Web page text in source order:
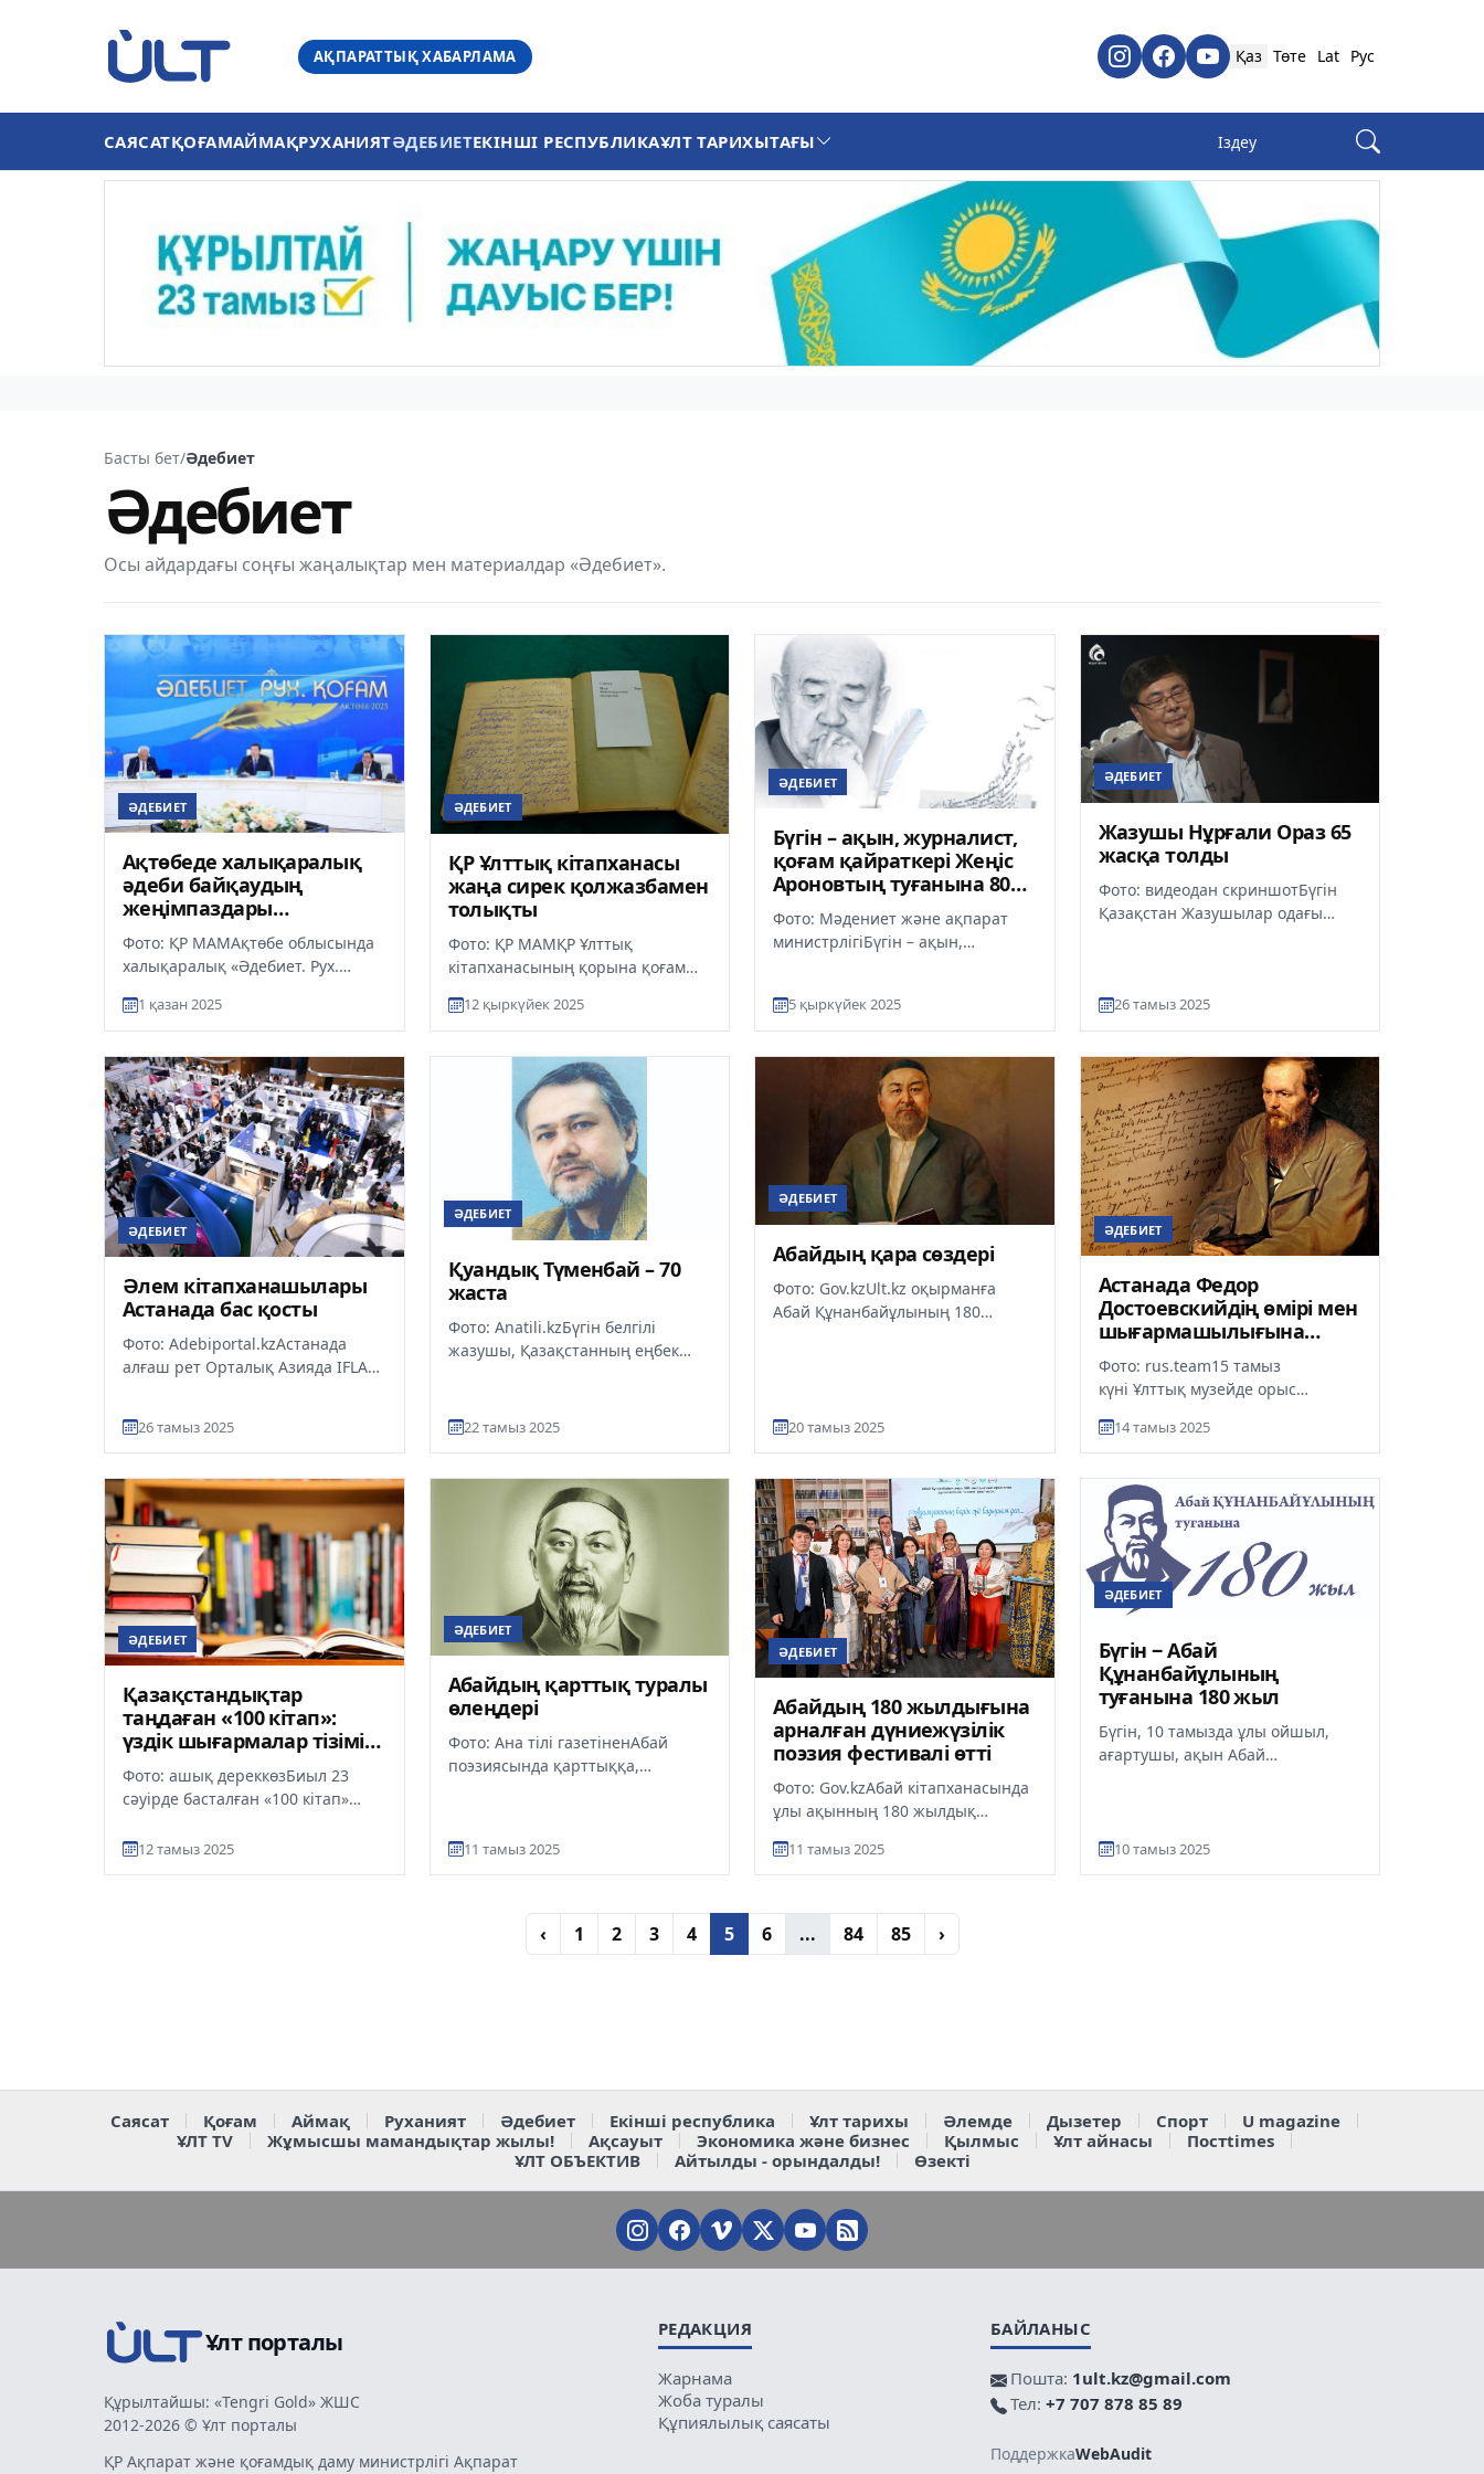
АҚПАРАТТЫҚ ХАБАРЛАМА Қаз Төте Lat Рус
САЯСАТҚОҒАМАЙМАҚРУХАНИЯТӘДЕБИЕТЕКІНШІ РЕСПУБЛИКАҰЛТ ТАРИХЫТАҒЫ
Басты бет/Әдебиет
Әдебиет
Осы айдардағы соңғы жаңалықтар мен материалдар «Әдебиет».
ӘДЕБИЕТ
Ақтөбеде халықаралық
әдеби байқаудың
жеңімпаздары
марапатталды
Фото: ҚР МАМАқтөбе облысында
халықаралық «Әдебиет. Рух.
жеңімпаздарын марапаттау
рәсімі өтт...
1 қазан 2025
ӘДЕБИЕТ
ҚР Ұлттық кітапханасы
жаңа сирек қолжазбамен
толықты
Фото: ҚР МАМҚР Ұлттық
кітапханасының қорына қоғам
жанашыры Ақан
Таңжарықұлының жеке
жинағын...
12 қыркүйек 2025
ӘДЕБИЕТ
Бүгін – ақын, журналист,
қоғам қайраткері Жеңіс
Ароновтың туғанына 80
жыл
Фото: Мәдениет және ақпарат
министрлігіБүгін – ақын,
жыл, д...
5 қыркүйек 2025
ӘДЕБИЕТ
Жазушы Нұрғали Ораз 65
жасқа толды
Фото: видеодан скриншотБүгін
Қазақстан Жазушылар одағы
26 тамыз 2025
ӘДЕБИЕТ
Әлем кітапханашылары
Астанада бас қосты
Фото: Adebiportal.kzАстанада
алғаш рет Орталық Азияда IFLA
26 тамыз 2025
ӘДЕБИЕТ
Қуандық Түменбай – 70
жаста
Фото: Anatili.kzБүгін белгілі
жазушы, Қазақстанның еңбек
сыйлығының и...
22 тамыз 2025
ӘДЕБИЕТ
Абайдың қара сөздері
Фото: Gov.kzUlt.kz оқырманға
Абай Құнанбайұлының 180
20 тамыз 2025
ӘДЕБИЕТ
Астанада Федор
Достоевскийдің өмірі мен
шығармашылығына
арналған көрме өтеді
Фото: rus.team15 тамыз
күні Ұлттық музейде орыс
жазушысы, философ және
публицист Ф.М. Досто...
14 тамыз 2025
ӘДЕБИЕТ
Қазақстандықтар
таңдаған «100 кітап»:
үздік шығармалар тізімі
жарияланды
Фото: ашық дереккөзБиыл 23
сәуірде басталған «100 кітап»
қорытындысы шықты, деп
12 тамыз 2025
ӘДЕБИЕТ
Абайдың қарттық туралы
өлеңдері
Фото: Ана тілі газетіненАбай
поэзиясында қарттыққа,
11 тамыз 2025
ӘДЕБИЕТ
Абайдың 180 жылдығына
арналған дүниежүзілік
поэзия фестивалі өтті
Фото: Gov.kzАбай кітапханасында
ұлы ақынның 180 жылдық
бәрін сүй, бауырым деп» атты д...
11 тамыз 2025
ӘДЕБИЕТ
Бүгін ‒ Абай
Құнанбайұлының
туғанына 180 жыл
Бүгін, 10 тамызда ұлы ойшыл,
ағартушы, ақын Абай
10 тамыз 2025
‹ 1 2 3 4 5 6 ... 84 85 ›
Саясат Қоғам Аймақ Руханият Әдебиет Екінші республика Ұлт тарихы Әлемде Дызетер Спорт
U magazine
ҰЛТ TV
Жұмысшы мамандықтар жылы! Ақсауыт Экономика және бизнес Қылмыс Ұлт айнасы
Постtimes
ҰЛТ ОБЪЕКТИВ
Айтылды - орындалды! Өзекті
Ұлт порталы
Құрылтайшы: «Tengri Gold» ЖШС
2012-2026 © Ұлт порталы
ҚР Ақпарат және қоғамдық даму министрлігі Ақпарат
РЕДАКЦИЯ
Жарнама
Жоба туралы
Құпиялылық саясаты
БАЙЛАНЫС
Пошта: 1ult.kz@gmail.com
Тел: +7 707 878 85 89
ПоддержкаWebAudit